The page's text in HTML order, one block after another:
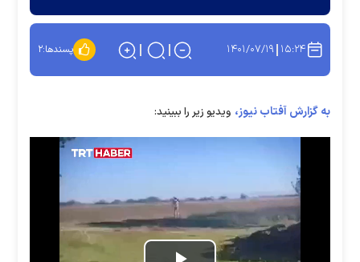
۱۵:۲۴ ۱۴۰۱/۰۷/۱۹ پسندها:۲
به گزارش آفتاب نیوز، ویدیو زیر را ببینید: